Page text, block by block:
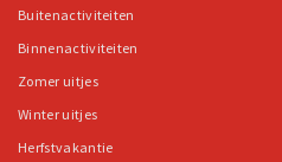
Buitenactiviteiten
Binnenactiviteiten
Zomer uitjes
Winter uitjes
Herfstvakantie